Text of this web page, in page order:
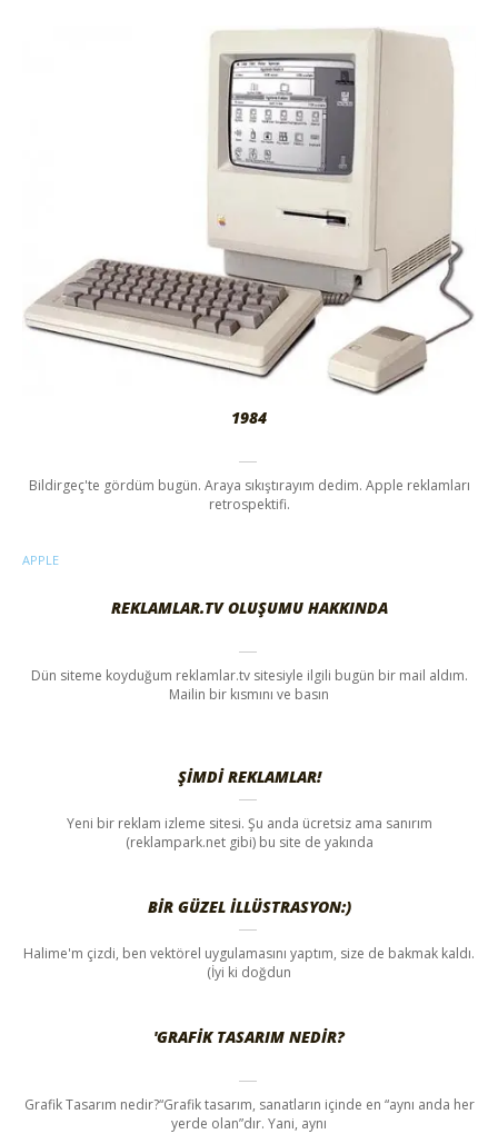
1984
Bildirgeç'te gördüm bugün. Araya sıkıştırayım dedim. Apple reklamları
retrospektifi.
APPLE
REKLAMLAR.TV OLUŞUMU HAKKINDA
Dün siteme koyduğum reklamlar.tv sitesiyle ilgili bugün bir mail aldım.
Mailin bir kısmını ve basın
ŞIMDI REKLAMLAR!
Yeni bir reklam izleme sitesi. Şu anda ücretsiz ama sanırım
(reklampark.net gibi) bu site de yakında
BIR GÜZEL ILLÜSTRASYON:)
Halime'm çizdi, ben vektörel uygulamasını yaptım, size de bakmak kaldı.
(İyi ki doğdun
'GRAFIK TASARIM NEDIR?
Grafik Tasarım nedir?“Grafik tasarım, sanatların içinde en “aynı anda her
yerde olan”dır. Yani, aynı